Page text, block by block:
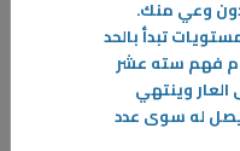
وعي منك.
تبدأ بالحد
عام فهم سته عشر
وينتهي
له سوى عدد